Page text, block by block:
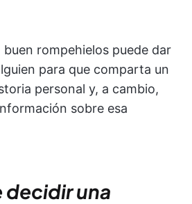
rompehielos puede dar
para que comparta un
personal y, a cambio,
sobre esa
decidir una